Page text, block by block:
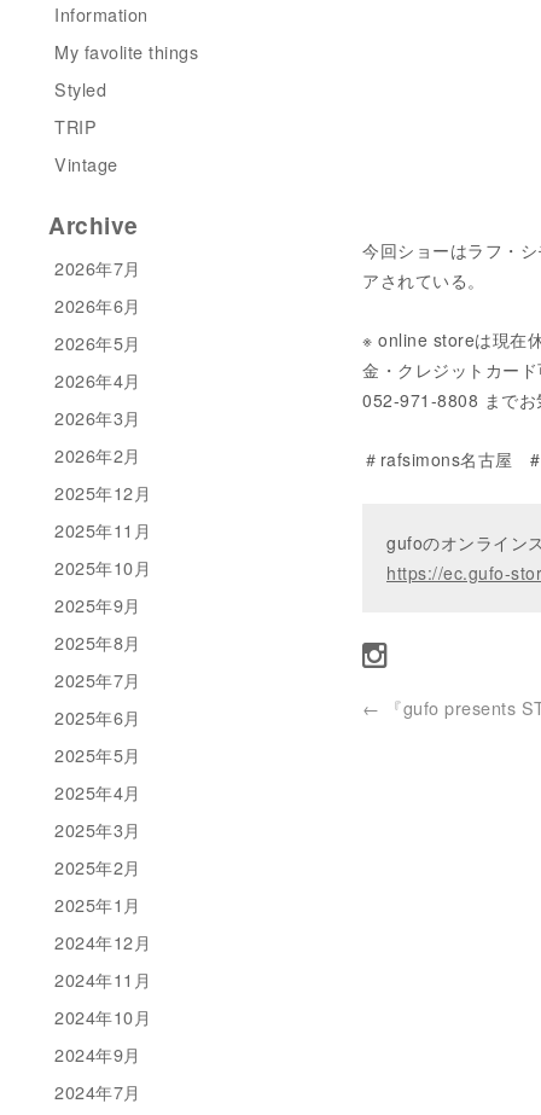
今回ショーはラフ・
アされている。
※ online storeは現在
金・クレジットカー
052-971-8808 までお
＃rafsimons名古屋
gufoのオンライン
https://ec.gufo-
← 『gufo presents
Information
My favolite things
Styled
TRIP
Vintage
Archive
2026年7月
2026年6月
2026年5月
2026年4月
2026年3月
2026年2月
2025年12月
2025年11月
2025年10月
2025年9月
2025年8月
2025年7月
2025年6月
2025年5月
2025年4月
2025年3月
2025年2月
2025年1月
2024年12月
2024年11月
2024年10月
2024年9月
2024年7月